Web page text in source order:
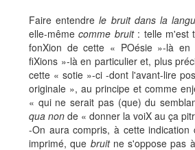
Faire entendrele bruit dans la
elle-mêmecomme bruit: telle m'est
fonXion de cette « POésie »-là
fiXions »-là en particulier et, plus
cette « sotie »-ci -dont l'avant-lire
originale », au principe et comme
« qui ne serait pas (que) du
qua non de « donner la voiX au ça
-On aura compris, à cette indication
imprimé, que bruitne s'oppose pas